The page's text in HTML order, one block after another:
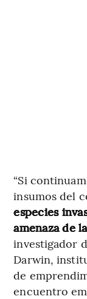
“Si
insumos del
especies
amenaza de
investigador
Darwin,
de
encuentro